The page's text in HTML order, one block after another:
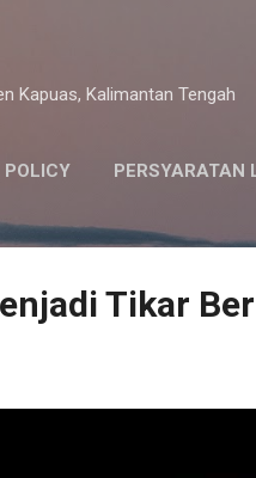
Kapuas, Kalimantan Tengah
POLICY PERSYARATAN
Tikar